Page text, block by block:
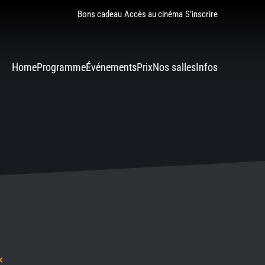
Bons cadeau Accès au cinéma S’inscrire
HomeProgrammeÉvénementsPrixNos sallesInfos